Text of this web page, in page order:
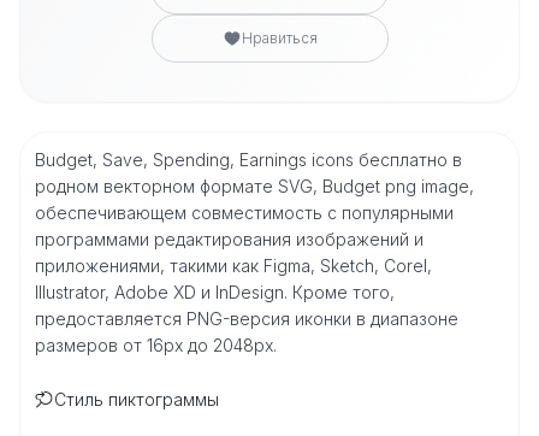
Нравиться
Budget, Save, Spending, Earnings icons бесплатно в
родном векторном формате SVG, Budget png image,
обеспечивающем совместимость с популярными
программами редактирования изображений и
приложениями, такими как Figma, Sketch, Corel,
Illustrator, Adobe XD и InDesign. Кроме того,
предоставляется PNG-версия иконки в диапазоне
размеров от 16px до 2048px.
Стиль пиктограммы